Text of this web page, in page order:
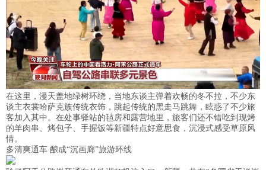
在这里，漫天盖地绿树环绕，当地东谈主弹着欢畅的冬不拉，不少东
谈主衣裳哈萨克族传统衣饰，跳起传统的黑走马跳舞，眩惑了不少旅
客加入其中。在处事驿站的毡房和露营地里，旅客们还不错吃到现烤
的羊肉串、烤包子、手握饭等新疆特点好意思食，沉浸式感受草原风
情。
多清爽通车 酿成“沉画廊”旅游环线